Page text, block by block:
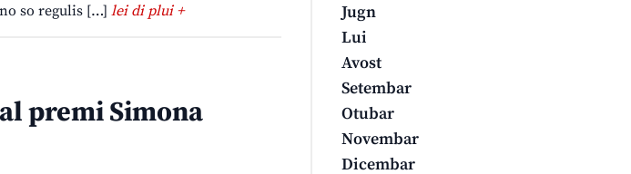
so regulis […] lei di plui +
premi Simona
Jugn
Lui
Avost
Setembar
Otubar
Novembar
Dicembar